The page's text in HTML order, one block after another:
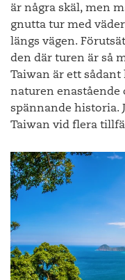
är några skäl, men
gnutta tur med
längs vägen.
den där turen är så
Taiwan är ett
naturen
spännande historia.
Taiwan vid flera